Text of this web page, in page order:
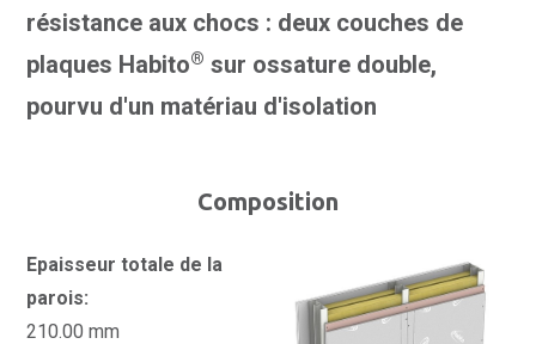
résistance aux chocs : deux couches de
plaques Habito® sur ossature double,
pourvu d'un matériau d'isolation
Composition
Epaisseur totale de la
parois:
210.00 mm